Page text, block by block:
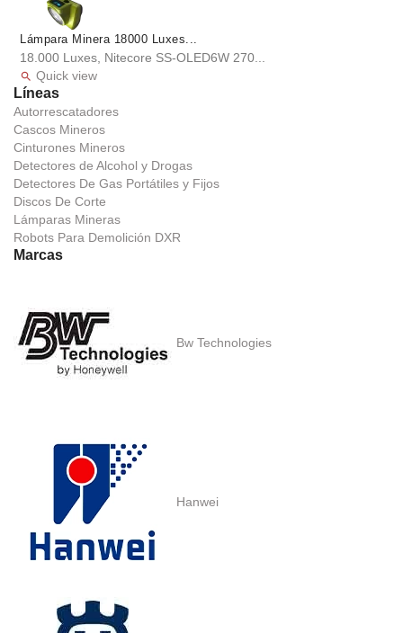
Lámpara Minera 18000 Luxes...
18.000 Luxes, Nitecore SS-OLED6W 270...
 Quick view
Líneas
Autorrescatadores
Cascos Mineros
Cinturones Mineros
Detectores de Alcohol y Drogas
Detectores De Gas Portátiles y Fijos
Discos De Corte
Lámparas Mineras
Robots Para Demolición DXR
Marcas
Bw Technologies
Hanwei